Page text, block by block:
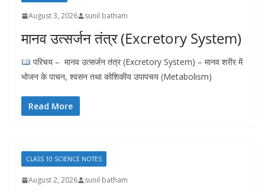
August 3, 2026 sunil batham
मानव उत्सर्जन तंत्र (Excretory System)
परिचय – मानव उत्सर्जन तंत्र (Excretory System) – मानव शरीर में
भोजन के पाचन, श्वसन तथा कोशिकीय उपापचय (Metabolism)
Read More
CLASS 10 SCIENCE NOTES
August 2, 2026 sunil batham